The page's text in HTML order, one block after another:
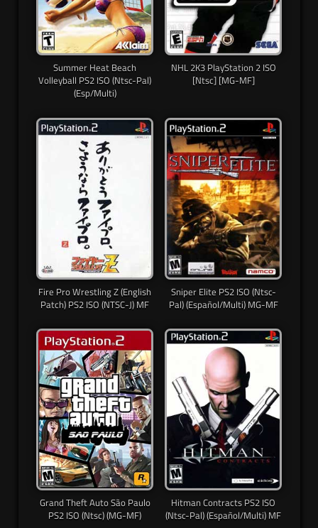
Summer Heat Beach
Volleyball PS2 ISO (Ntsc-Pal)
(Esp/Multi)
NHL 2K3 PlayStation 2 ISO
[Ntsc] [MG-MF]
Fire Pro Wrestling Z (English
Patch) PS2 ISO (NTSC-J) MF
Sniper Elite PS2 ISO (Ntsc-
Pal) (Español/Multi) MG-MF
Grand Theft Auto São Paulo
PS2 ISO (Ntsc) (MG-MF)
Hitman Contracts PS2 ISO
(Ntsc-Pal) (Español/Multi) MF